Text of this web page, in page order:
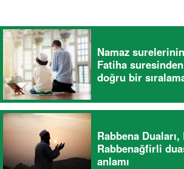
Namaz
Fatiha
doğru bir
Rabbena
Rabbenağfirli
anlamı